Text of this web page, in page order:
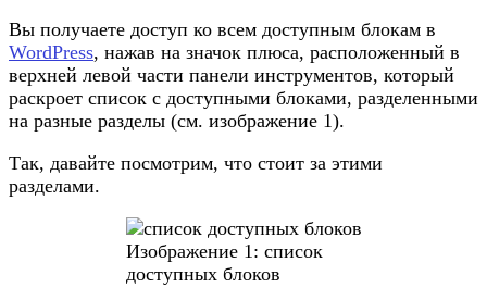
Вы получаете доступ ко всем доступным блокам в
WordPress, нажав на значок плюса, расположенный в
верхней левой части панели инструментов, который
раскроет список с доступными блоками, разделенными
на разные разделы (см. изображение 1).
Так, давайте посмотрим, что стоит за этими
разделами.
Изображение 1: список
доступных блоков